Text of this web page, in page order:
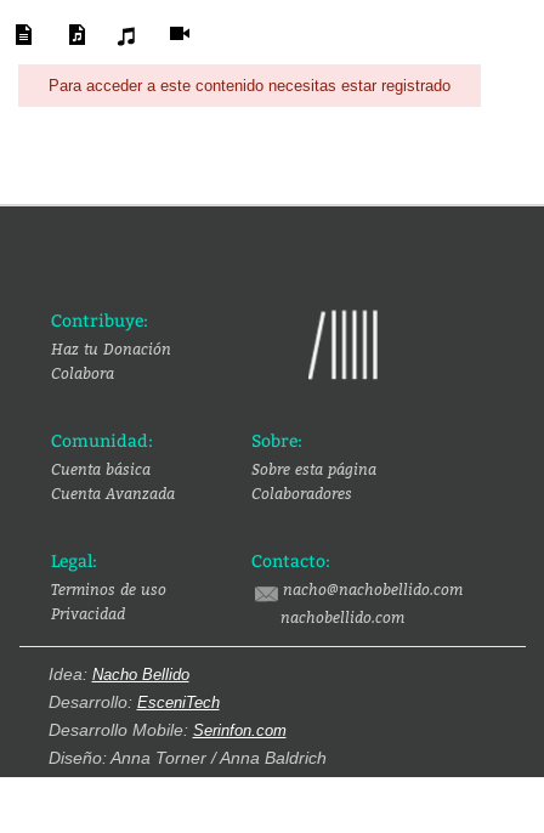
Para acceder a este contenido necesitas estar registrado
Contribuye:
Haz tu Donación
Colabora
Comunidad:
Cuenta básica
Cuenta Avanzada
Sobre:
Sobre esta página
Colaboradores
Legal:
Terminos de uso
Privacidad
Contacto:
nacho@nachobellido.com
nachobellido.com
Idea: Nacho Bellido
Desarrollo: EsceniTech
Desarrollo Mobile: Serinfon.com
Diseño: Anna Torner / Anna Baldrich